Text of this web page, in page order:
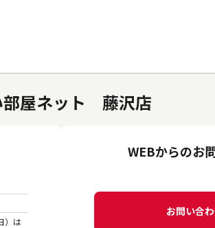
部屋ネット 藤沢店
）は
WEBからのお
お問い合